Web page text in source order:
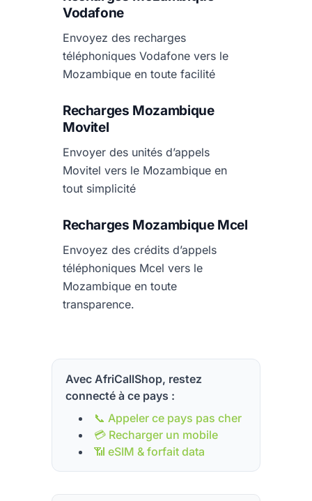
Vodafone
Envoyez des recharges
téléphoniques Vodafone vers le
Mozambique en toute facilité
Recharges Mozambique
Movitel
Envoyer des unités d’appels
Movitel vers le Mozambique en
tout simplicité
Recharges Mozambique Mcel
Envoyez des crédits d’appels
téléphoniques Mcel vers le
Mozambique en toute
transparence.
Avec AfriCallShop, restez
connecté à ce pays :
📞 Appeler ce pays pas cher
💳 Recharger un mobile
📶 eSIM & forfait data